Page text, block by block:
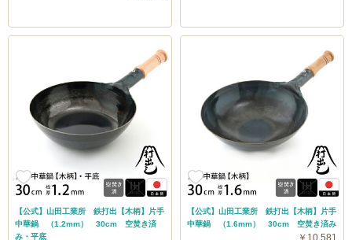
【公式】山田工業所 鉄打出【木柄】片手
中華鍋 （1.2mm） 30cm 空焚き済
み・平底
【公式】山田工業所 鉄打出【木柄】片手
中華鍋 （1.6mm） 30cm 空焚き済み
￥10,581